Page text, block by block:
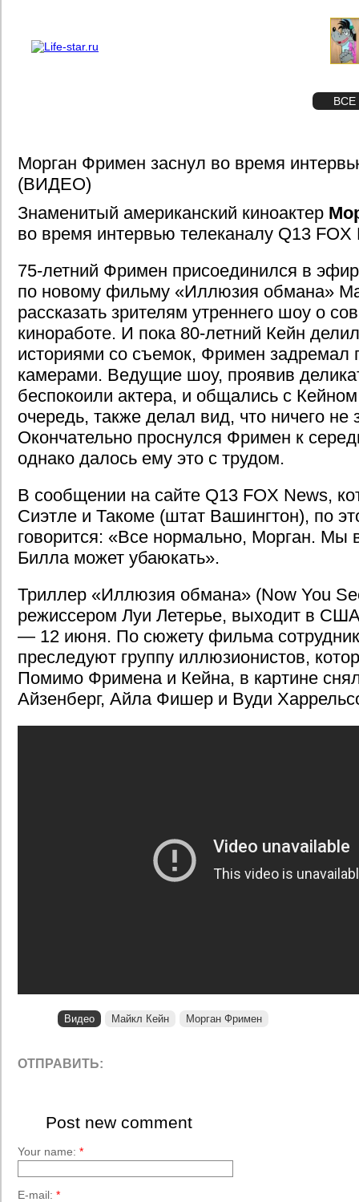
ВСЕ
Морган Фримен заснул во время
(ВИДЕО)
Знаменитый американский киноактер
во время интервью телеканалу Q13 FOX
75-летний Фримен присоединился в
по новому фильму «Иллюзия обмана»
рассказать зрителям утреннего шоу о
киноработе. И пока 80-летний Кейн
историями со съемок, Фримен задремал
камерами. Ведущие шоу, проявив
беспокоили актера, и общались с
очередь, также делал вид, что ничего не
Окончательно проснулся Фримен к
однако далось ему это с трудом.
В сообщении на сайте Q13 FOX News,
Сиэтле и Такоме (штат Вашингтон), по
говорится: «Все нормально, Морган. Мы
Билла может убаюкать».
Триллер «Иллюзия обмана» (Now You
режиссером Луи Летерье, выходит в
— 12 июня. По сюжету фильма
преследуют группу иллюзионистов,
Помимо Фримена и Кейна, в картине
Айзенберг, Айла Фишер и Вуди
Видео Майкл Кейн Морган Фримен
ОТПРАВИТЬ:
Post new comment
Your name: *
E-mail: *